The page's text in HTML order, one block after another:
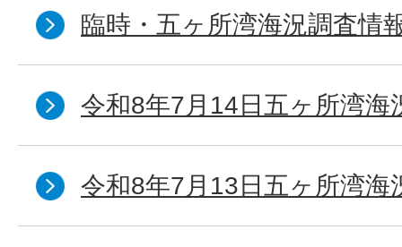
臨時・五ヶ所湾海況調査情
令和8年7月14日五ヶ所湾海
令和8年7月13日五ヶ所湾海